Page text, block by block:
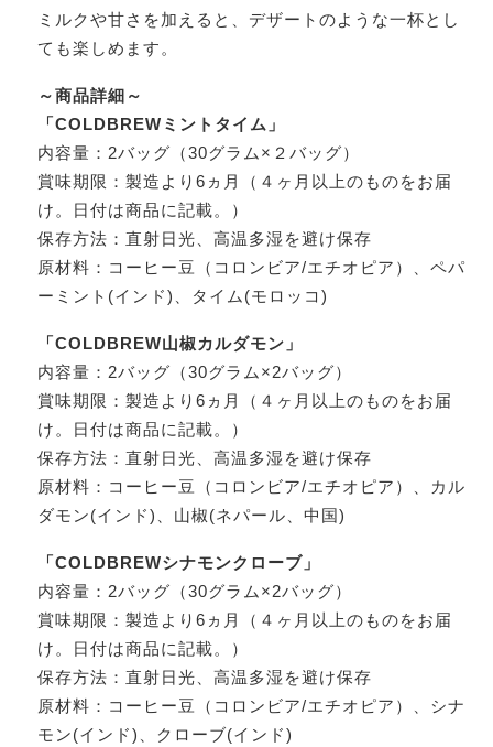
ミルクや甘さを加えると、デザートのような一杯とし
ても楽しめます。
～商品詳細～
「COLDBREWミントタイム」
内容量：2バッグ（30グラム×２バッグ）
賞味期限：製造より6ヵ月（４ヶ月以上のものをお届
け。日付は商品に記載。）
保存方法：直射日光、高温多湿を避け保存
原材料：コーヒー豆（コロンビア/エチオピア）、ペパ
ーミント(インド)、タイム(モロッコ)
「COLDBREW山椒カルダモン」
内容量：2バッグ（30グラム×2バッグ）
賞味期限：製造より6ヵ月（４ヶ月以上のものをお届
け。日付は商品に記載。）
保存方法：直射日光、高温多湿を避け保存
原材料：コーヒー豆（コロンビア/エチオピア）、カル
ダモン(インド)、山椒(ネパール、中国)
「COLDBREWシナモンクローブ」
内容量：2バッグ（30グラム×2バッグ）
賞味期限：製造より6ヵ月（４ヶ月以上のものをお届
け。日付は商品に記載。）
保存方法：直射日光、高温多湿を避け保存
原材料：コーヒー豆（コロンビア/エチオピア）、シナ
モン(インド)、クローブ(インド)